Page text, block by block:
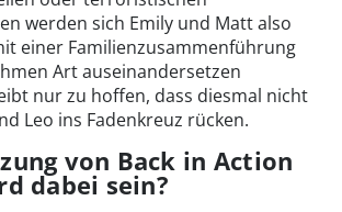
werden sich Emily und Matt also
einer Familienzusammenführung
Art auseinandersetzen
nur zu hoffen, dass diesmal nicht
Leo ins Fadenkreuz rücken.
von Back in Action
dabei sein?